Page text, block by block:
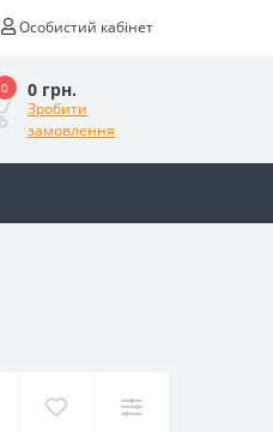
Особистий кабінет
0 0 грн.
Зробити
замовлення